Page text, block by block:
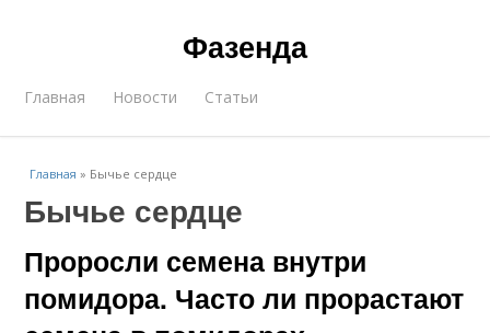
Фазенда
Главная Новости Статьи
Главная » Бычье сердце
Бычье сердце
Проросли семена внутри
помидора. Часто ли прорастают